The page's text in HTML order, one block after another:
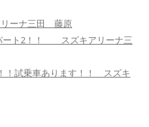
ーナ三田 藤原
ート2！！ スズキアリーナ三
！試乗車あります！！ スズキ